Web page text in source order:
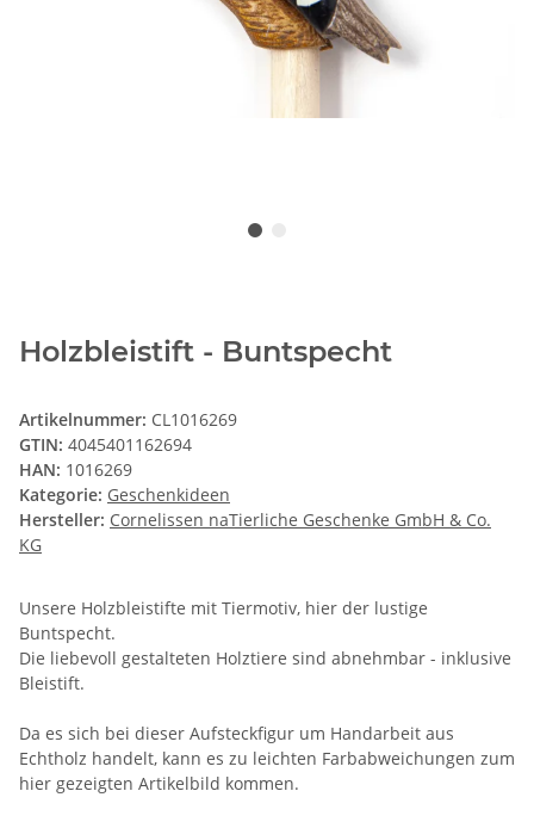
Holzbleistift - Buntspecht
Artikelnummer: CL1016269
GTIN: 4045401162694
HAN: 1016269
Kategorie: Geschenkideen
Hersteller: Cornelissen naTierliche Geschenke GmbH & Co.
KG
Unsere Holzbleistifte mit Tiermotiv, hier der lustige
Buntspecht.
Die liebevoll gestalteten Holztiere sind abnehmbar - inklusive
Bleistift.
Da es sich bei dieser Aufsteckfigur um Handarbeit aus
Echtholz handelt, kann es zu leichten Farbabweichungen zum
hier gezeigten Artikelbild kommen.